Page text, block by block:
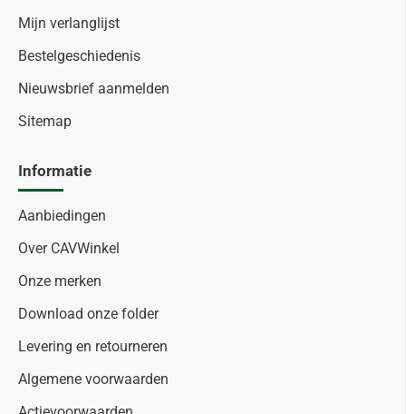
Mijn verlanglijst
Bestelgeschiedenis
Nieuwsbrief aanmelden
Sitemap
Informatie
Aanbiedingen
Over CAVWinkel
Onze merken
Download onze folder
Levering en retourneren
Algemene voorwaarden